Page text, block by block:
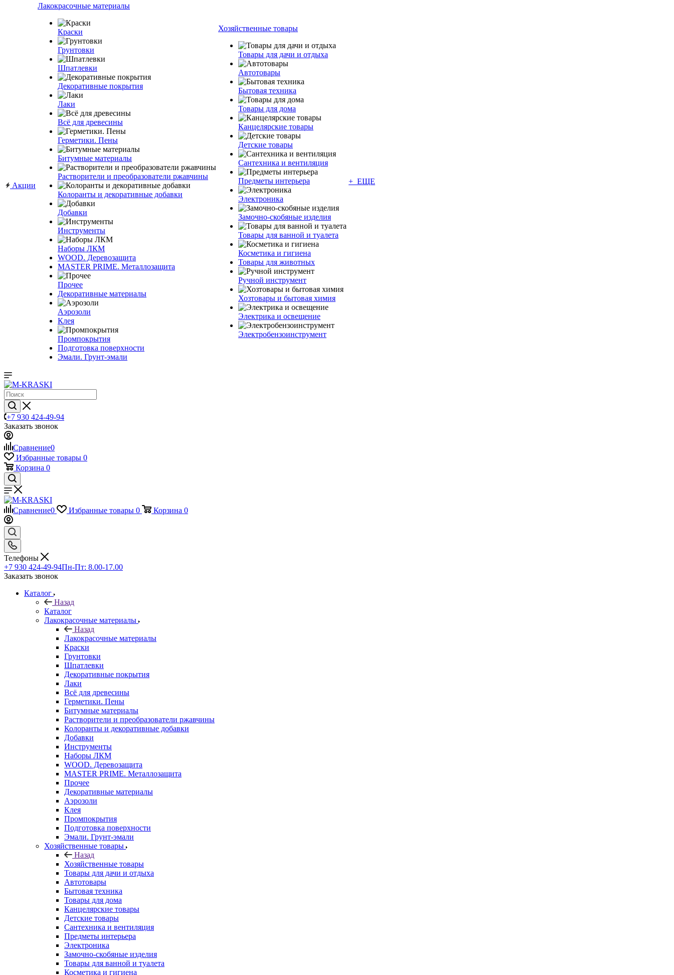
Акции
Лакокрасочные материалы
Краски
Грунтовки
Шпатлевки
Декоративные покрытия
Лаки
Всё для древесины
Герметики. Пены
Битумные материалы
Растворители и преобразователи ржавчины
Колоранты и декоративные добавки
Добавки
Инструменты
Наборы ЛКМ
WOOD. Деревозащита
MASTER PRIME. Металлозащита
Прочее
Декоративные материалы
Аэрозоли
Клея
Промпокрытия
Подготовка поверхности
Эмали. Грунт-эмали
Хозяйственные товары
Товары для дачи и отдыха
Автотовары
Бытовая техника
Товары для дома
Канцелярские товары
Детские товары
Сантехника и вентиляция
Предметы интерьера
Электроника
Замочно-скобяные изделия
Товары для ванной и туалета
Косметика и гигиена
Товары для животных
Ручной инструмент
Хозтовары и бытовая химия
Электрика и освещение
Электробензоинструмент
+ ЕЩЕ
+7 930 424-49-94
Заказать звонок
Сравнение0
Избранные товары 0
Корзина 0
Сравнение0 Избранные товары 0 Корзина 0
Телефоны
+7 930 424-49-94Пн-Пт: 8.00-17.00
Заказать звонок
Каталог
Назад
Каталог
Лакокрасочные материалы
Назад
Лакокрасочные материалы
Краски
Грунтовки
Шпатлевки
Декоративные покрытия
Лаки
Всё для древесины
Герметики. Пены
Битумные материалы
Растворители и преобразователи ржавчины
Колоранты и декоративные добавки
Добавки
Инструменты
Наборы ЛКМ
WOOD. Деревозащита
MASTER PRIME. Металлозащита
Прочее
Декоративные материалы
Аэрозоли
Клея
Промпокрытия
Подготовка поверхности
Эмали. Грунт-эмали
Хозяйственные товары
Назад
Хозяйственные товары
Товары для дачи и отдыха
Автотовары
Бытовая техника
Товары для дома
Канцелярские товары
Детские товары
Сантехника и вентиляция
Предметы интерьера
Электроника
Замочно-скобяные изделия
Товары для ванной и туалета
Косметика и гигиена